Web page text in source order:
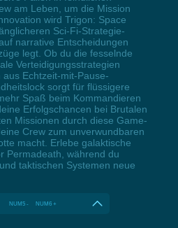
am Leben, um die Mission
wird Trigon: Space
Sci-Fi-Strategie-
narrative Entscheidungen
legt. Ob du die fesselnde
Verteidigungsstrategien
Echtzeit-mit-Pause-
sorgt für flüssigere
Spaß beim Kommandieren
Erfolgschancen bei Brutalen
Missionen durch diese Game-
Crew zum unverwundbaren
macht. Erlebe galaktische
Permadeath, während du
taktischen Systemen neue
NUM5 - NUM6 +